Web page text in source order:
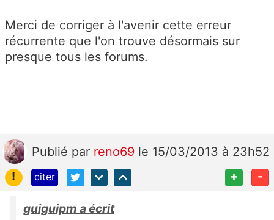
Merci de corriger à l'avenir cette erreur
récurrente que l'on trouve désormais sur
presque tous les forums.
Publié par reno69 le 15/03/2013 à 23h52
!
citer + -
guiguipm a écrit